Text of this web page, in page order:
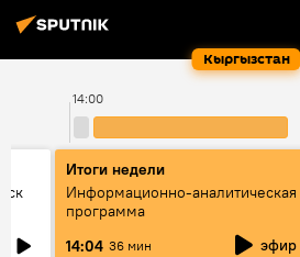
Кыргызстан
14:00
Итоги недели
Информационно-аналитическая
программа
14:04 36 мин эфир